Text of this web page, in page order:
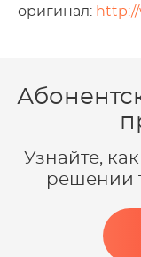
оригинал: http://
Узнайте,
решении